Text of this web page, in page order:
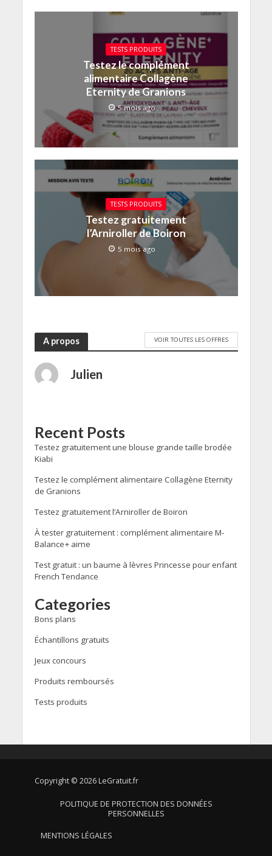
TESTS PRODUITS
Testez le complément
alimentaire Collagène
Eternity de Granions
5 mois ago
TESTS PRODUITS
Testez gratuitement
l’Arniroller de Boiron
5 mois ago
A propos VOIR TOUTES LES OFFRES
Julien
Recent Posts
Testez gratuitement une blouse grande taille brodée
Kiabi
Testez le complément alimentaire Collagène Eternity
de Granions
Testez gratuitement l’Arniroller de Boiron
À tester gratuitement : complément alimentaire M-
Balance+ aime
Test gratuit : un baume à lèvres Princesse pour enfant
French Tendance
Categories
Bons plans
Échantillons gratuits
Jeux concours
Produits remboursés
Tests produits
Copyright © 2026 LeGratuit.fr
POLITIQUE DE PROTECTION DES DONNÉES
PERSONNELLES
MENTIONS LÉGALES